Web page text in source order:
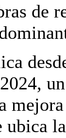
de
ubica